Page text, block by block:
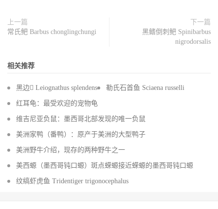
上一篇
常氏鲃 Barbus chonglingchungi
下一篇
黑鳍倒刺鲃 Spinibarbus
nigrodorsalis
相关推荐
黑边 Leiognathus splendens 勒氏石首鱼 Sciaena russelli
红耳龟：最受欢迎的宠物龟
维吉尼亚负鼠：墨西哥北部发现的唯一负鼠
美洲家鸭（番鸭）：原产于美洲的大型鸭子
美洲野牛介绍，现存的两种野牛之一
美西螈（墨西哥钝口螈）斑点蝾螈接近蝾螈的墨西哥钝口螈
纹缟虾虎鱼 Tridentiger trigonocephalus